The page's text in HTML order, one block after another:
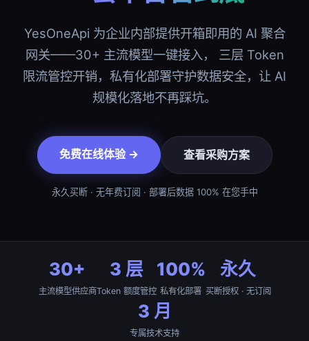
YesOneApi 为企业内部提供开箱即用的 AI 聚合
网关——30+ 主流模型一键接入， 三层 Token
限流管控开销，私有化部署守护数据安全，让 AI
规模化落地不再踩坑。
免费在线体验 → 查看采购方案
永久买断 · 无年费订阅 · 部署后数据 100% 在您手中
30+
主流模型供应商
3 层
Token 额度管控
100%
私有化部署
永久
买断授权 · 无订阅
3 月
专属技术支持